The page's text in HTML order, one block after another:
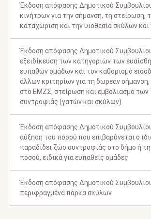
Έκδοση απόφασης Δημοτικού
κινήτρων για την σήμανση, τη στείρωση,
καταχώριση και την υιοθεσία σκύλων
Έκδοση απόφασης Δημοτικού
εξειδίκευση των κατηγοριών των
ευπαθών ομάδων και τον καθορισμό
άλλων κριτηρίων για τη δωρεάν
στο ΕΜΖΣ, στείρωση και εμβολιασμό
συντροφιάς (γατών και σκύλων)
Έκδοση απόφασης Δημοτικού
αύξηση του ποσού που επιβαρύνεται ο
παραδίδει ζώο συντροφιάς στο δήμο ή
ποσού, ειδικά για ευπαθείς ομάδες
Έκδοση απόφασης Δημοτικού
περιφραγμένα πάρκα σκύλων